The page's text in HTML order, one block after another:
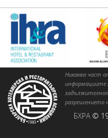
Никаква част
информациите
разрешението
БХРА ©